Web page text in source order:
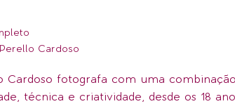
Cardoso
Cardoso fotografa com uma
técnica e criatividade, desde os 18